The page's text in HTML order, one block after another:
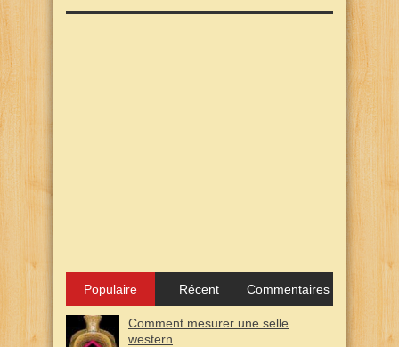
Populaire Récent Commentaires
Comment mesurer une selle
western